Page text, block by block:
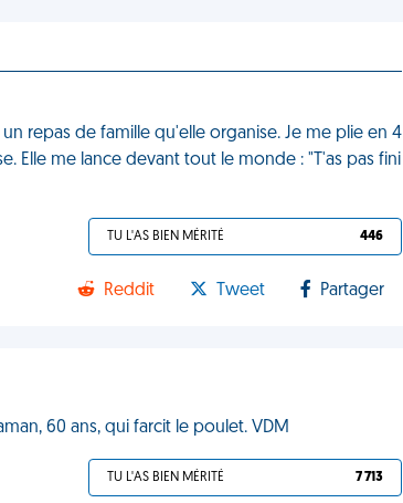
repas de famille qu'elle organise. Je me plie en 4
Elle me lance devant tout le monde : "T'as pas fini
TU L'AS BIEN MÉRITÉ 446
Reddit Tweet Partager
60 ans, qui farcit le poulet. VDM
TU L'AS BIEN MÉRITÉ 7 713